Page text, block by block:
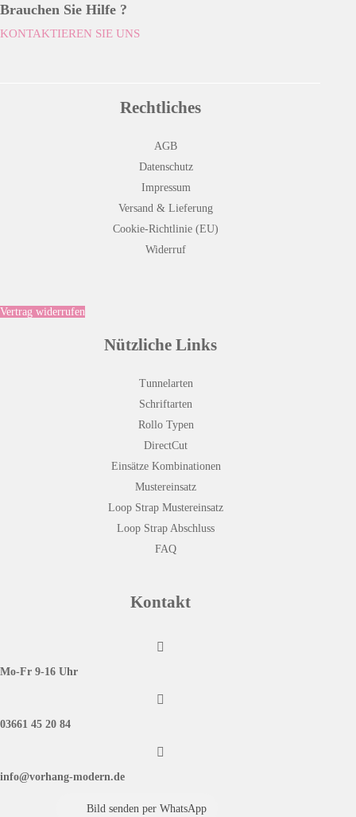
Brauchen Sie Hilfe ?
KONTAKTIEREN SIE UNS
Rechtliches
AGB
Datenschutz
Impressum
Versand & Lieferung
Cookie-Richtlinie (EU)
Widerruf
Vertrag widerrufen
Nützliche Links
Tunnelarten
Schriftarten
Rollo Typen
DirectCut
Einsätze Kombinationen
Mustereinsatz
Loop Strap Mustereinsatz
Loop Strap Abschluss
FAQ
Kontakt

Mo-Fr 9-16 Uhr

03661 45 20 84

info@vorhang-modern.de
Bild senden per WhatsApp